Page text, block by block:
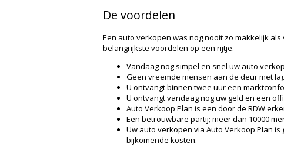
De voordelen
Een auto verkopen was nog nooit zo makkelijk als
belangrijkste voordelen op een rijtje.
Vandaag nog simpel en snel uw auto
Geen vreemde mensen aan de deur met
U ontvangt binnen twee uur een
U ontvangt vandaag nog uw geld en een
Auto Verkoop Plan is een door de RDW
Een betrouwbare partij; meer dan 10000
Uw auto verkopen via Auto Verkoop Plan is
bijkomende kosten.